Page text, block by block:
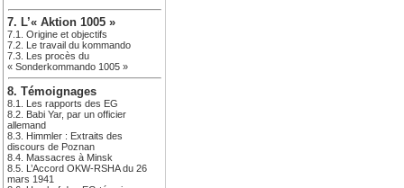
7. L’« Aktion 1005 »
7.1. Origine et objectifs
7.2. Le travail du kommando
7.3. Les procès du
« Sonderkommando 1005 »
8. Témoignages
8.1. Les rapports des EG
8.2. Babi Yar, par un officier
allemand
8.3. Himmler : Extraits des
discours de Poznan
8.4. Massacres à Minsk
8.5. L’Accord OKW-RSHA du 26
mars 1941